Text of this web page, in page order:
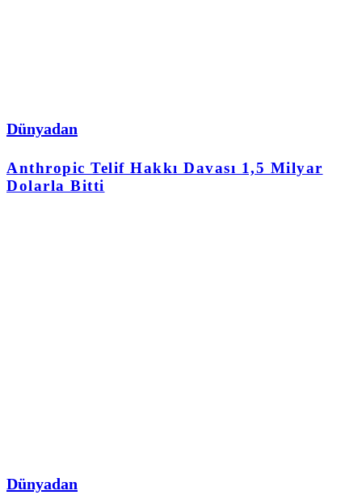
Dünyadan
Anthropic Telif Hakkı Davası 1,5 Milyar
Dolarla Bitti
Dünyadan